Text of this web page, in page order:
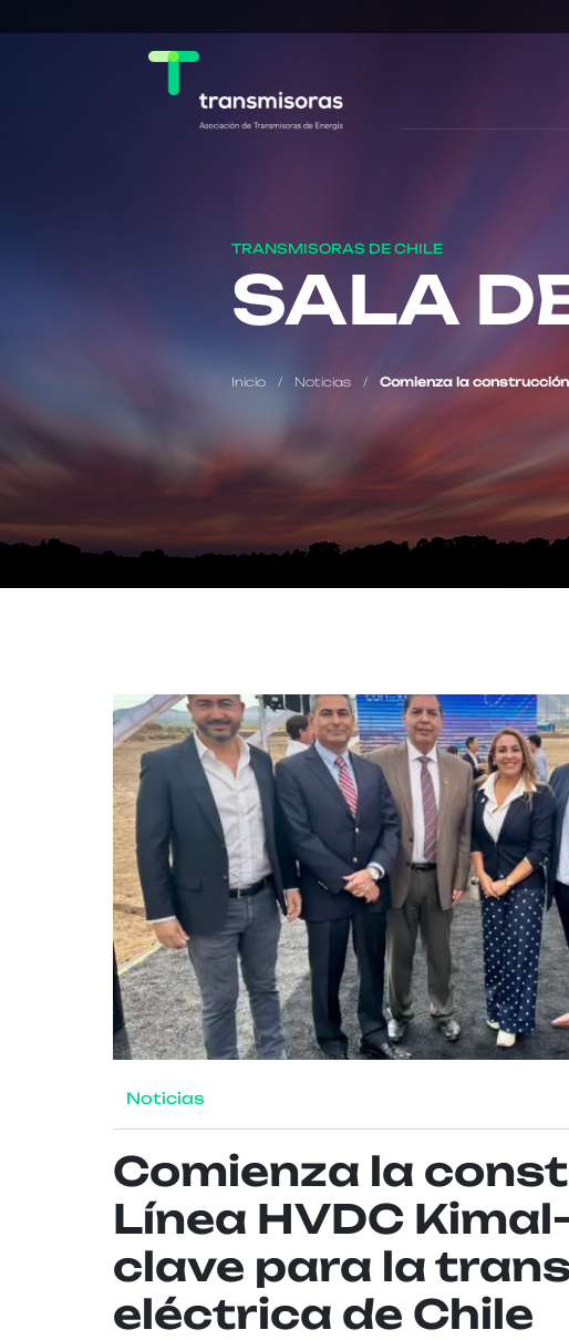
TRANSMISORAS DE CHILE
SALA
Inicio / Noticias / Comienza la
Noticias
Comienza la
Línea HVDC
clave para la
eléctrica de Chile